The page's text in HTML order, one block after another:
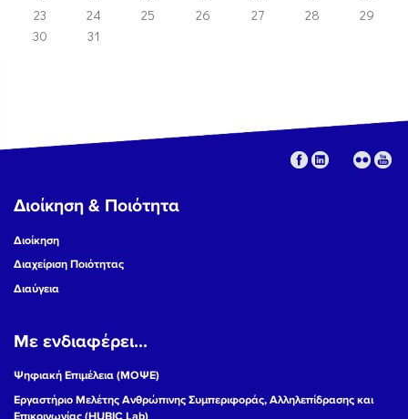
23
24 25 26 27 28
29
30
31
Διοίκηση & Ποιότητα
Διοίκηση
Διαχείριση Ποιότητας
Διαύγεια
Με ενδιαφέρει...
Ψηφιακή Επιμέλεια (ΜΟΨΕ)
Εργαστήριο Μελέτης Ανθρώπινης Συμπεριφοράς, Αλληλεπίδρασης και